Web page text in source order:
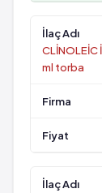
ml torba